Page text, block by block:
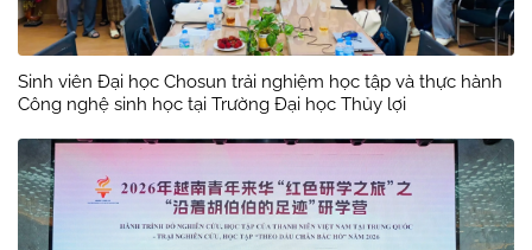
Sinh viên Đại học Chosun trải nghiệm học tập và thực hành
Công nghệ sinh học tại Trường Đại học Thủy lợi